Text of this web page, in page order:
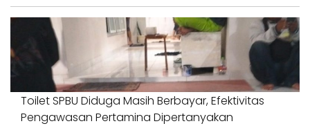
Toilet SPBU Diduga Masih Berbayar, Efektivitas
Pengawasan Pertamina Dipertanyakan